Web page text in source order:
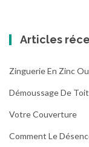
Articles
Zinguerie En Zinc
Démoussage De
Votre Couverture
Comment Le